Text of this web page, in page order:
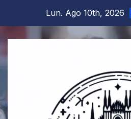
contenuto
Lun. Ago 10th, 2026